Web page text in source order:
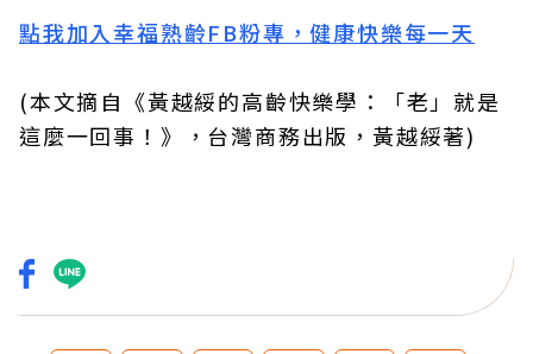
點我加入幸福熟齡FB粉專，健康快樂每一天
(本文摘自《黃越綏的高齡快樂學：「老」就是
這麼一回事！》，台灣商務出版，黃越綏著)